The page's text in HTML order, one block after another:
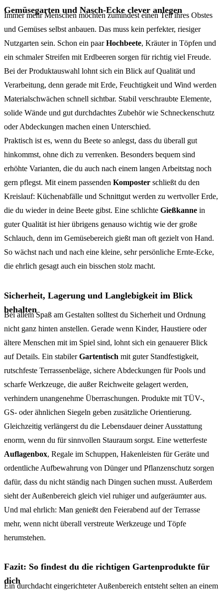
Gemüsegarten und Nasch-Ecke clever anlegen
Immer mehr Menschen möchten zumindest einen Teil ihres Obstes
und Gemüses selbst anbauen. Das muss kein perfekter, riesiger
Nutzgarten sein. Schon ein paarHochbeete, Kräuter in Töpfen und
ein schmaler Streifen mit Erdbeeren sorgen für richtig viel Freude.
Bei der Produktauswahl lohnt sich ein Blick auf Qualität und
Verarbeitung, denn gerade mit Erde, Feuchtigkeit und Wind werden
Materialschwächen schnell sichtbar. Stabil verschraubte Elemente,
solide Wände und gut durchdachtes Zubehör wie Schneckenschutz
oder Abdeckungen machen einen Unterschied.
Praktisch ist es, wenn du Beete so anlegst, dass du überall gut
hinkommst, ohne dich zu verrenken. Besonders bequem sind
erhöhte Varianten, die du auch nach einem langen Arbeitstag noch
gern pflegst. Mit einem passenden Komposter schließt du den
Kreislauf: Küchenabfälle und Schnittgut werden zu wertvoller Erde,
die du wieder in deine Beete gibst. Eine schlichte Gießkanne in
guter Qualität ist hier übrigens genauso wichtig wie der große
Schlauch, denn im Gemüsebereich gießt man oft gezielt von Hand.
So wächst nach und nach eine kleine, sehr persönliche Ernte-Ecke,
die ehrlich gesagt auch ein bisschen stolz macht.
Sicherheit, Lagerung und Langlebigkeit im Blick
behalten
Bei allem Spaß am Gestalten solltest du Sicherheit und Ordnung
nicht ganz hinten anstellen. Gerade wenn Kinder, Haustiere oder
ältere Menschen mit im Spiel sind, lohnt sich ein genauerer Blick
auf Details. Ein stabilerGartentisch mit guter Standfestigkeit,
rutschfeste Terrassenbeläge, sichere Abdeckungen für Pools und
scharfe Werkzeuge, die außer Reichweite gelagert werden,
verhindern unangenehme Überraschungen. Produkte mit TÜV-,
GS- oder ähnlichen Siegeln geben zusätzliche Orientierung.
Gleichzeitig verlängerst du die Lebensdauer deiner Ausstattung
enorm, wenn du für sinnvollen Stauraum sorgst. Eine wetterfeste
Auflagenbox, Regale im Schuppen, Hakenleisten für Geräte und
ordentliche Aufbewahrung von Dünger und Pflanzenschutz sorgen
dafür, dass du nicht ständig nach Dingen suchen musst. Außerdem
sieht der Außenbereich gleich viel ruhiger und aufgeräumter aus.
Und mal ehrlich: Man genießt den Feierabend auf der Terrasse
mehr, wenn nicht überall verstreute Werkzeuge und Töpfe
herumstehen.
Fazit: So findest du die richtigen Gartenprodukte für
dich
Ein durchdacht eingerichteter Außenbereich entsteht selten an einem